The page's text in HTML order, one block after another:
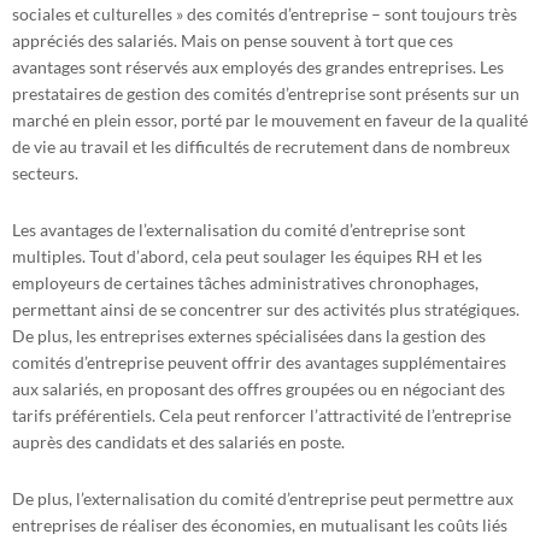
sociales et culturelles » des comités d’entreprise – sont toujours très
appréciés des salariés. Mais on pense souvent à tort que ces
avantages sont réservés aux employés des grandes entreprises. Les
prestataires de gestion des comités d’entreprise sont présents sur un
marché en plein essor, porté par le mouvement en faveur de la qualité
de vie au travail et les difficultés de recrutement dans de nombreux
secteurs.
Les avantages de l’externalisation du comité d’entreprise sont
multiples. Tout d’abord, cela peut soulager les équipes RH et les
employeurs de certaines tâches administratives chronophages,
permettant ainsi de se concentrer sur des activités plus stratégiques.
De plus, les entreprises externes spécialisées dans la gestion des
comités d’entreprise peuvent offrir des avantages supplémentaires
aux salariés, en proposant des offres groupées ou en négociant des
tarifs préférentiels. Cela peut renforcer l’attractivité de l’entreprise
auprès des candidats et des salariés en poste.
De plus, l’externalisation du comité d’entreprise peut permettre aux
entreprises de réaliser des économies, en mutualisant les coûts liés